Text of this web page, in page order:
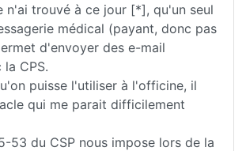
n'ai trouvé à ce jour [*], qu'un seul
médical (payant, donc pas
d'envoyer des e-mail
CPS.
puisse l'utiliser à l'officine, il
qui me parait difficilement
53 du CSP nous impose lors de la